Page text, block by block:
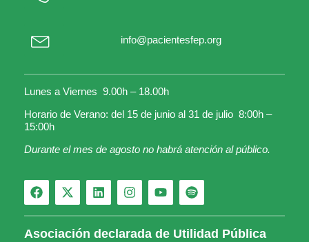
info@pacientesfep.org
Lunes a Viernes 9.00h – 18.00h
Horario de Verano: del 15 de junio al 31 de julio 8:00h –
15:00h
Durante el mes de agosto no habrá atención al público.
Asociación declarada de Utilidad Pública